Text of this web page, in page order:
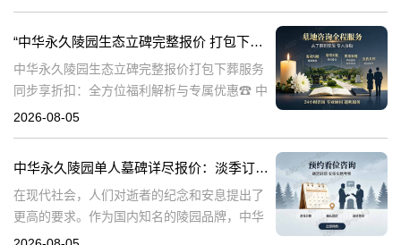
“中华永久陵园生态立碑完整报价 打包下葬服务同步享折扣：全方位福利解析与专属优惠”
中华永久陵园生态立碑完整报价打包下葬服务
同步享折扣：全方位福利解析与专属优惠☎ 中
华永久陵园电话:400-838-5063在现代社会，人
2026-08-05
中华永久陵园单人墓碑详尽报价：淡季订购享数千元优惠
在现代社会，人们对逝者的纪念和安息提出了
更高的要求。作为国内知名的陵园品牌，中华
永久陵园提供多种单人墓碑选择，以满足不同